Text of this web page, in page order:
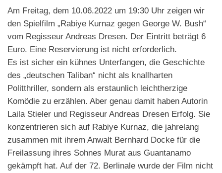
Am Freitag, dem 10.06.2022 um 19:30 Uhr zeigen wir
den Spielfilm „Rabiye Kurnaz gegen George W. Bush“
vom Regisseur Andreas Dresen. Der Eintritt beträgt 6
Euro. Eine Reservierung ist nicht erforderlich.
Es ist sicher ein kühnes Unterfangen, die Geschichte
des „deutschen Taliban“ nicht als knallharten
Politthriller, sondern als erstaunlich leichtherzige
Komödie zu erzählen. Aber genau damit haben Autorin
Laila Stieler und Regisseur Andreas Dresen Erfolg. Sie
konzentrieren sich auf Rabiye Kurnaz, die jahrelang
zusammen mit ihrem Anwalt Bernhard Docke für die
Freilassung ihres Sohnes Murat aus Guantanamo
gekämpft hat. Auf der 72. Berlinale wurde der Film nicht